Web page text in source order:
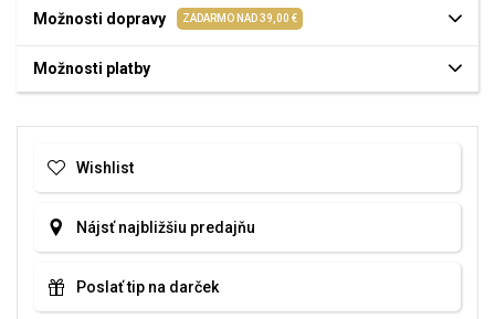
Možnosti dopravy ZADARMO NAD 39,00 €
Možnosti platby
Wishlist
Nájsť najbližšiu predajňu
Poslať tip na darček